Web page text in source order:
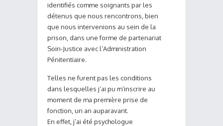
identifiés comme soignants par les
détenus que nous rencontrons, bien
que nous intervenions au sein de la
prison, dans une forme de partenariat
Soin-Justice avec l’Administration
Pénitentiaire.
Telles ne furent pas les conditions
dans lesquelles j’ai pu m’inscrire au
moment de ma première prise de
fonction, un an auparavant.
En effet, j’ai été psychologue